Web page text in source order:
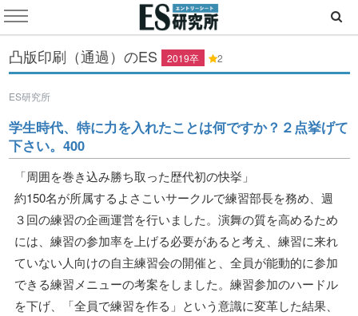
凸版印刷（通過）のES 2019卒 2
ES研究所
学生時代、特に力を入れたことは何ですか？２点挙げて
下さい。400
「周囲を巻き込み勝ち取った歴代初の快挙」
約150名が所属するよさこいサークルで練習部長を務め、週
３回の練習の企画運営を行いました。演舞の質を高めるため
には、練習の参加率を上げる必要があると考え、練習に来れ
ていない人向けの自主練習会の開催と、全員が能動的に参加
できる練習メニューの考案をしました。練習参加のハードル
を下げ、「全員で練習を作る」という意識に変革した結果、